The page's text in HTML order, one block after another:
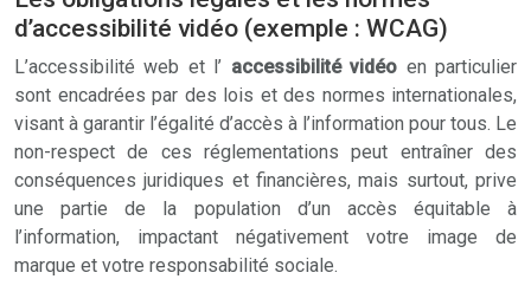
d’accessibilité vidéo (exemple : WCAG)
L’accessibilité web et l’ accessibilité vidéo en particulier
sont encadrées par des lois et des normes internationales,
visant à garantir l’égalité d’accès à l’information pour tous. Le
non-respect de ces réglementations peut entraîner des
conséquences juridiques et financières, mais surtout, prive
une partie de la population d’un accès équitable à
l’information, impactant négativement votre image de
marque et votre responsabilité sociale.